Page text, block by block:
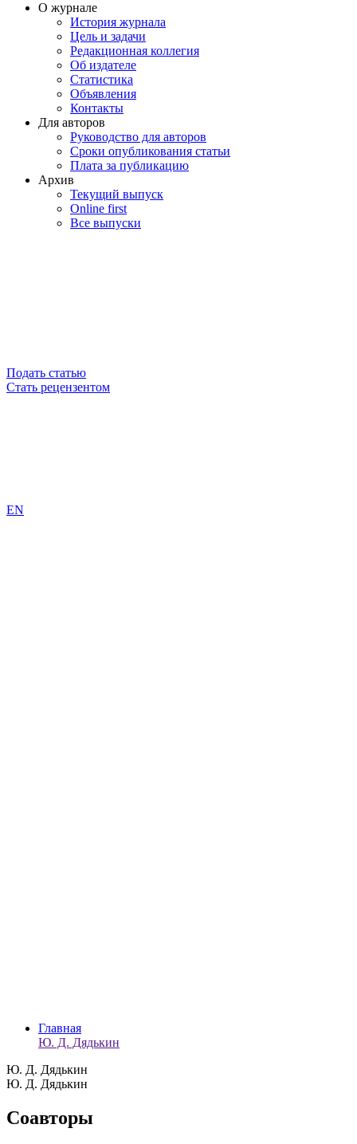
О журнале
История журнала
Цель и задачи
Редакционная коллегия
Об издателе
Статистика
Объявления
Контакты
Для авторов
Руководство для авторов
Сроки опубликования статьи
Плата за публикацию
Архив
Текущий выпуск
Online first
Все выпуски
Подать статью
Стать рецензентом
EN
Главная
Ю. Д. Дядькин
Ю. Д. Дядькин
Ю. Д. Дядькин
Соавторы